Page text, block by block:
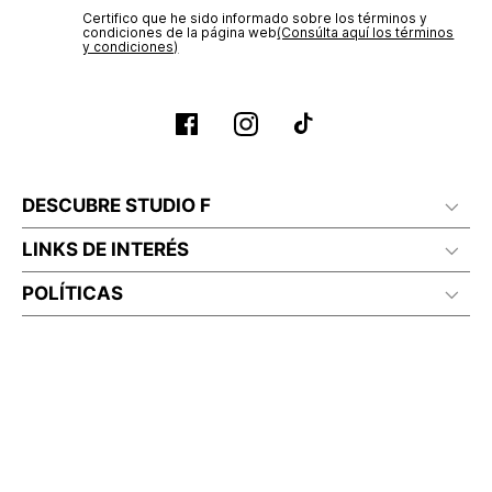
Certifico que he sido informado sobre los términos y
condiciones de la página web‎(Consúlta aquí los términos
y condiciones)
DESCUBRE STUDIO F
LINKS DE INTERÉS
POLÍTICAS